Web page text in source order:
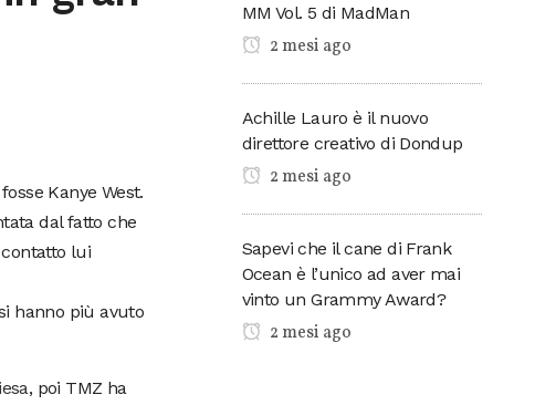
Kanye West.
dal fatto che
lui
hanno più avuto
, poi TMZ ha
MM Vol. 5 di MadMan
2 mesi ago
Achille Lauro è il nuovo
direttore creativo di Dondup
2 mesi ago
Sapevi che il cane di Frank
Ocean è l’unico ad aver mai
vinto un Grammy Award?
2 mesi ago